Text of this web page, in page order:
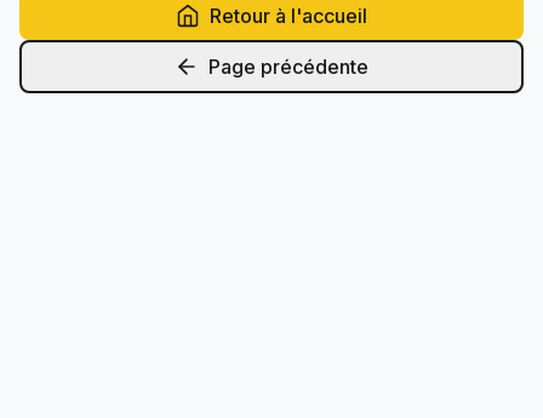
Retour à l'accueil
Page précédente